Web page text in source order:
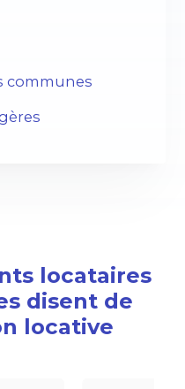
communes
locataires
disent de
locative